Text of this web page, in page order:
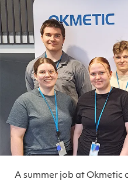
A summer job at Okmetic